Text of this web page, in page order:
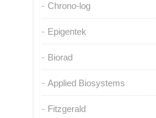
Chrono-log
Epigentek
Biorad
Applied Biosystems
Fitzgerald